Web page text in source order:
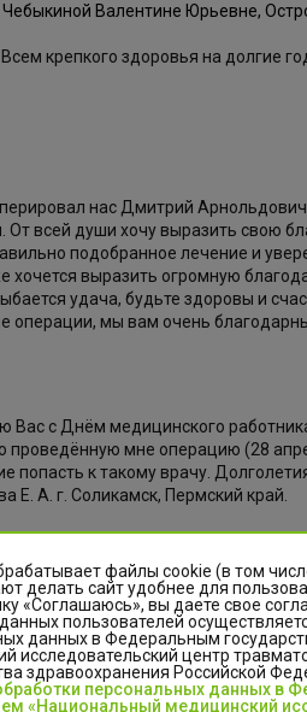
Валентине Юрьевне,
крепкого здоровья на долгие
нас Дмитрий
всей души хочу выразить свою
подобранное лечение и
хочется выразить огромную
удача, будьте здоровы и
операции, мы вам очень
с Днём медицинского
проведённую мне операцию (28
попасть к такому врачу.
Е. А. г. Соликамск, Пермский край.
травмоортопедическое
голова светлая Врач от
файлы cookie (в том
делать сайт удобнее для
«Соглашаюсь», вы даете свое
пользователей
данных в Федеральным
исследовательский центр
здравоохранения Российской
персональных данных
«Национальный медицинский